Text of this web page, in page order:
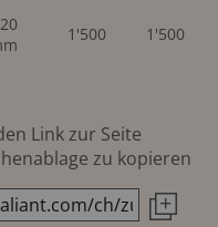
1'500 1'500
Link zur Seite
zu kopieren